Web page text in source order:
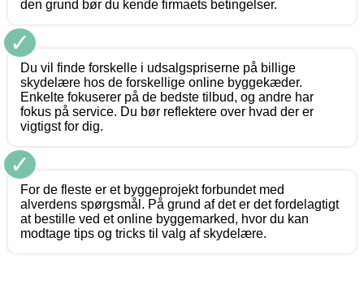
den grund bør du kende firmaets betingelser.
✓
Du vil finde forskelle i udsalgspriserne på billige
skydelære hos de forskellige online byggekæder.
Enkelte fokuserer på de bedste tilbud, og andre har
fokus på service. Du bør reflektere over hvad der er
vigtigst for dig.
✓
For de fleste er et byggeprojekt forbundet med
alverdens spørgsmål. På grund af det er det fordelagtigt
at bestille ved et online byggemarked, hvor du kan
modtage tips og tricks til valg af skydelære.